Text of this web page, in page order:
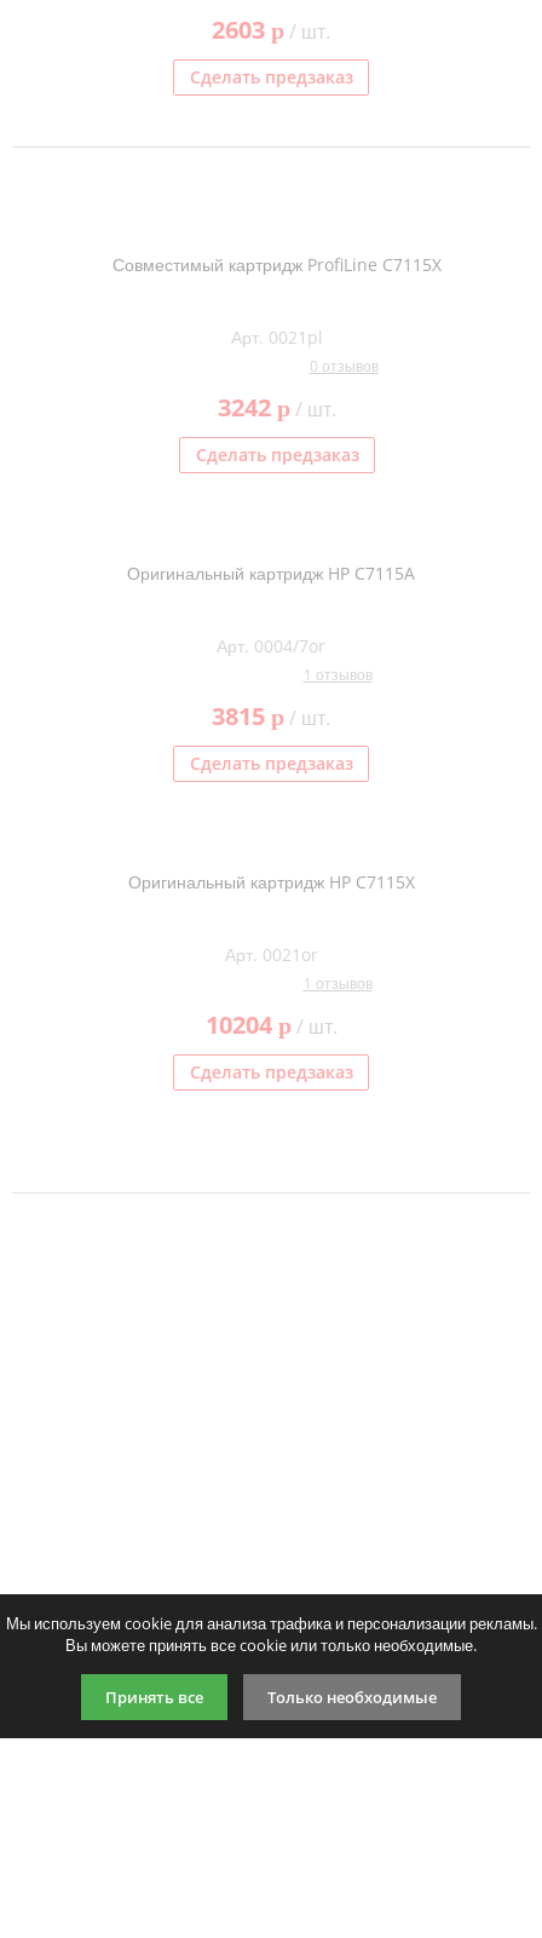
2603 p/ шт.
Сделать предзаказ
Совместимый картридж ProfiLine C7115X
Арт. 0021pl
0 отзывов
3242 p/ шт.
Сделать предзаказ
Оригинальный картридж HP C7115A
Арт. 0004/7or
1 отзывов
3815 p/ шт.
Сделать предзаказ
Оригинальный картридж HP C7115X
Арт. 0021or
1 отзывов
10204 p/ шт.
Сделать предзаказ
Мы используем cookie для анализа трафика и персонализации рекламы.
Вы можете принять все cookie или только необходимые.
Принять все Только необходимые